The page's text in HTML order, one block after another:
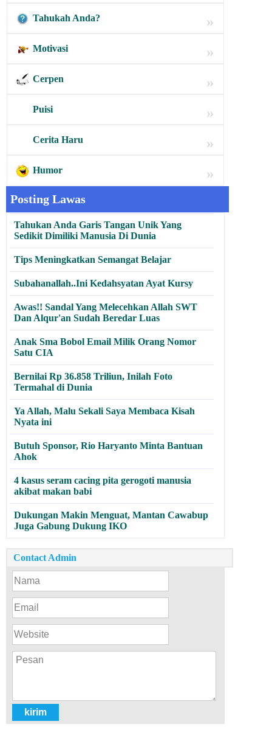
Tahukah Anda? »
Motivasi »
Cerpen »
Puisi »
Cerita Haru »
Humor »
Posting Lawas
Tahukan Anda Garis Tangan Unik Yang
Sedikit Dimiliki Manusia Di Dunia
Tips Meningkatkan Semangat Belajar
Subahanallah..Ini Kedahsyatan Ayat Kursy
Awas!! Sandal Yang Melecehkan Allah SWT
Dan Alqur'an Sudah Beredar Luas
Anak Sma Bobol Email Milik Orang Nomor
Satu CIA
Bernilai Rp 36.858 Triliun, Inilah Foto
Termahal di Dunia
Ya Allah, Malu Sekali Saya Membaca Kisah
Nyata ini
Butuh Sponsor, Rio Haryanto Minta Bantuan
Ahok
4 kasus seram cacing pita gerogoti manusia
akibat makan babi
Dukungan Makin Menguat, Mantan Cawabup
Juga Gabung Dukung IKO
Contact Admin